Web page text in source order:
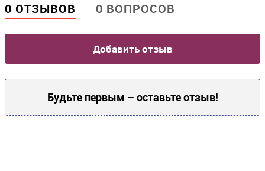
0 ОТЗЫВОВ 0 ВОПРОСОВ
Добавить отзыв
Будьте первым – оставьте отзыв!